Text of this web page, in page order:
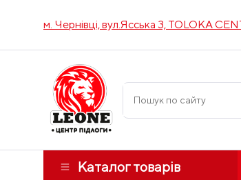
м. Чернівці, вул.Ясська 3, TOLOKA
Каталог товарів